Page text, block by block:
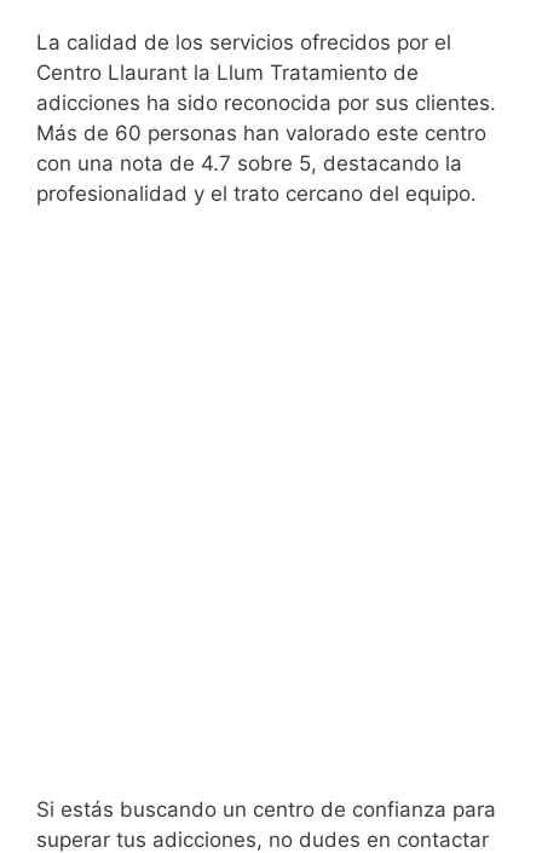
La calidad de los servicios ofrecidos por el
Centro Llaurant la Llum Tratamiento de
adicciones ha sido reconocida por sus clientes.
Más de 60 personas han valorado este centro
con una nota de 4.7 sobre 5, destacando la
profesionalidad y el trato cercano del equipo.
Si estás buscando un centro de confianza para
superar tus adicciones, no dudes en contactar